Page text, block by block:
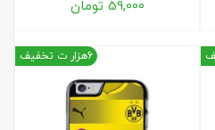
59,000 تومان
6هزار ت تخفیف